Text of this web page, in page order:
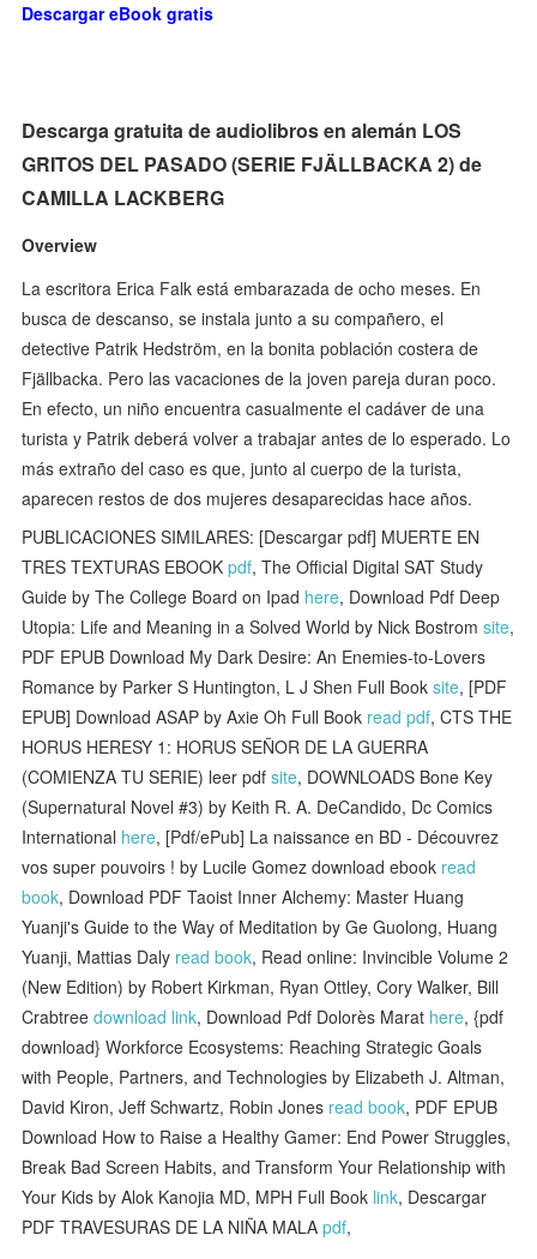
Descargar eBook gratis
Descarga gratuita de audiolibros en alemán LOS
GRITOS DEL PASADO (SERIE FJÄLLBACKA 2) de
CAMILLA LACKBERG
Overview
La escritora Erica Falk está embarazada de ocho meses. En
busca de descanso, se instala junto a su compañero, el
detective Patrik Hedström, en la bonita población costera de
Fjällbacka. Pero las vacaciones de la joven pareja duran poco.
En efecto, un niño encuentra casualmente el cadáver de una
turista y Patrik deberá volver a trabajar antes de lo esperado. Lo
más extraño del caso es que, junto al cuerpo de la turista,
aparecen restos de dos mujeres desaparecidas hace años.
PUBLICACIONES SIMILARES: [Descargar pdf] MUERTE EN
TRES TEXTURAS EBOOKpdf, The Official Digital SAT Study
Guide by The College Board on Ipad here, Download Pdf Deep
Utopia: Life and Meaning in a Solved World by Nick Bostromsite,
PDF EPUB Download My Dark Desire: An Enemies-to-Lovers
Romance by Parker S Huntington, L J Shen Full Booksite, [PDF
EPUB] Download ASAP by Axie Oh Full Book read pdf, CTS THE
HORUS HERESY 1: HORUS SEÑOR DE LA GUERRA
(COMIENZA TU SERIE) leer pdfsite, DOWNLOADS Bone Key
(Supernatural Novel #3) by Keith R. A. DeCandido, Dc Comics
International here, [Pdf/ePub] La naissance en BD - Découvrez
vos super pouvoirs ! by Lucile Gomez download ebook read
book, Download PDF Taoist Inner Alchemy: Master Huang
Yuanji's Guide to the Way of Meditation by Ge Guolong, Huang
Yuanji, Mattias Daly read book, Read online: Invincible Volume 2
(New Edition) by Robert Kirkman, Ryan Ottley, Cory Walker, Bill
Crabtreedownload link, Download Pdf Dolorès Marat here, {pdf
download} Workforce Ecosystems: Reaching Strategic Goals
with People, Partners, and Technologies by Elizabeth J. Altman,
David Kiron, Jeff Schwartz, Robin Jones read book, PDF EPUB
Download How to Raise a Healthy Gamer: End Power Struggles,
Break Bad Screen Habits, and Transform Your Relationship with
Your Kids by Alok Kanojia MD, MPH Full Book link, Descargar
PDF TRAVESURAS DE LA NIÑA MALApdf,